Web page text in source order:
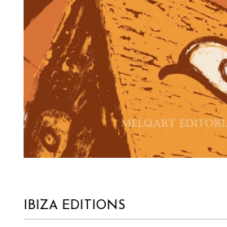
IBIZA EDITIONS